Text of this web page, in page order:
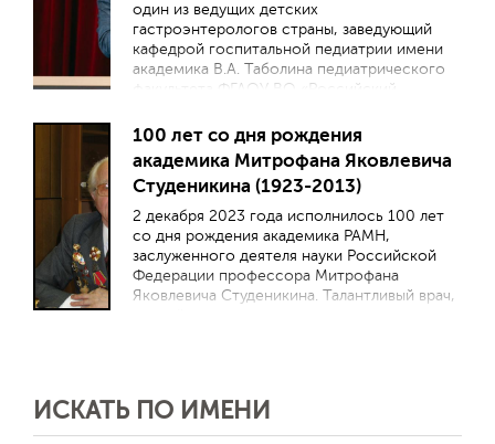
один из ведущих детских
гастроэнтерологов страны, заведующий
кафедрой госпитальной педиатрии имени
академика В.А. Таболина педиатрического
факультета ФГАОУ ВО «Российский
медицинский университет имени Н.И.
Пирогова» Минздрава России, доктор
медицинских наук, профессор Шумилов
Петр Валентинович.
100 лет со дня рождения
академика Митрофана Яковлевича
Студеникина (1923-2013)
2 декабря 2023 года исполнилось 100 лет
со дня рождения академика РАМН,
заслуженного деятеля науки Российской
Федерации профессора Митрофана
Яковлевича Студеникина. Талантливый врач,
учреждениях Минздрава России, руководят
кафедрами медицинских вузов, ведущими
ИСКАТЬ ПО ИМЕНИ